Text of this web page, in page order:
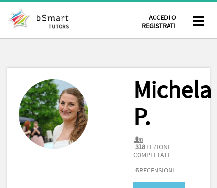
ACCEDI O
REGISTRATI
Michela
P.
318LEZIONI
COMPLETATE
6RECENSIONI